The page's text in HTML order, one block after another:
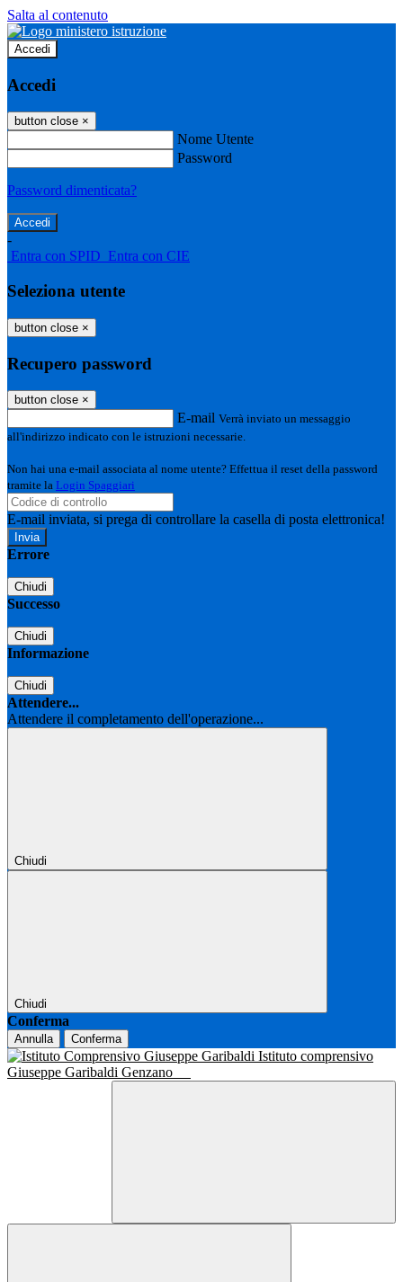
Salta al contenuto
Accedi
Accedi
button close ×
Nome Utente
Password
Password dimenticata?
-
Entra con SPID Entra con CIE
Seleziona utente
button close ×
Recupero password
button close ×
E-mail Verrà inviato un messaggio
all'indirizzo indicato con le istruzioni necessarie.
Non hai una e-mail associata al nome utente? Effettua il reset della password
tramite la Login Spaggiari
E-mail inviata, si prega di controllare la casella di posta elettronica!
Errore
Chiudi
Successo
Chiudi
Informazione
Chiudi
Attendere...
Attendere il completamento dell'operazione...
Chiudi
Chiudi
Conferma
Annulla Conferma
Istituto comprensivo
Giuseppe Garibaldi Genzano